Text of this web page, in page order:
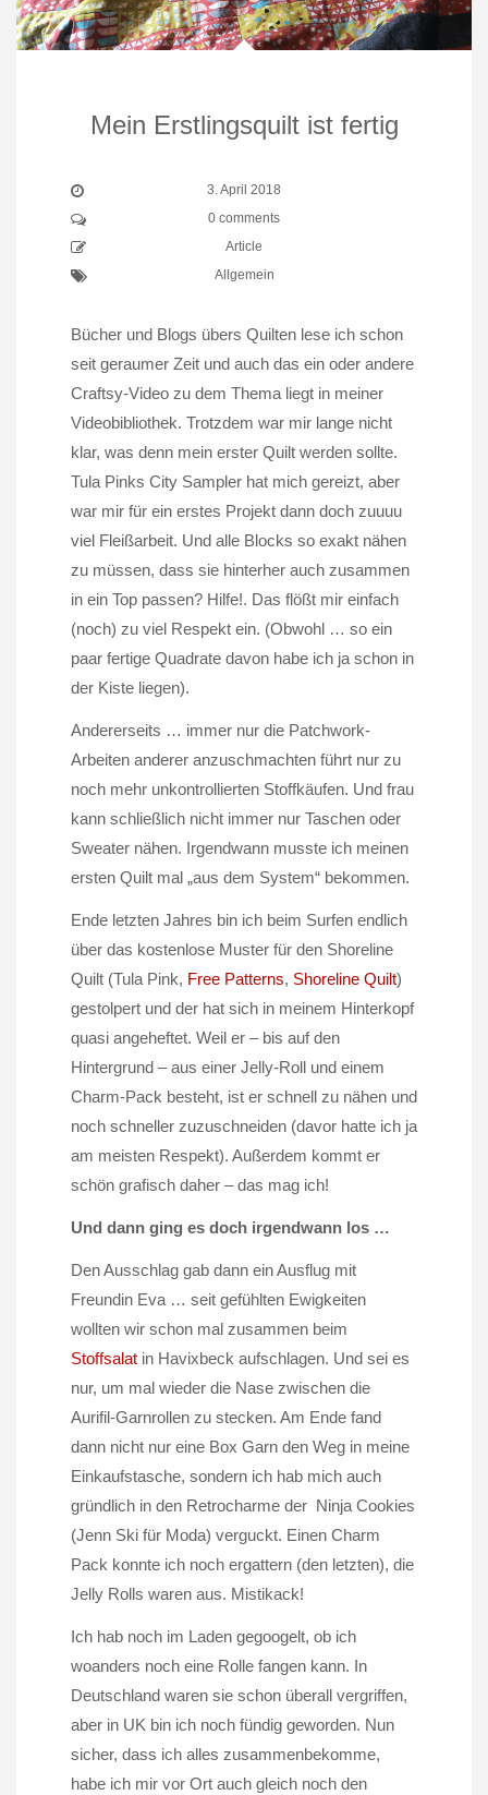
Mein Erstlingsquilt ist fertig
3. April 2018
0 comments
Article
Allgemein
Bücher und Blogs übers Quilten lese ich schon
seit geraumer Zeit und auch das ein oder andere
Craftsy-Video zu dem Thema liegt in meiner
Videobibliothek. Trotzdem war mir lange nicht
klar, was denn mein erster Quilt werden sollte.
Tula Pinks City Sampler hat mich gereizt, aber
war mir für ein erstes Projekt dann doch zuuuu
viel Fleißarbeit. Und alle Blocks so exakt nähen
zu müssen, dass sie hinterher auch zusammen
in ein Top passen? Hilfe!. Das flößt mir einfach
(noch) zu viel Respekt ein. (Obwohl … so ein
paar fertige Quadrate davon habe ich ja schon in
der Kiste liegen).
Andererseits … immer nur die Patchwork-
Arbeiten anderer anzuschmachten führt nur zu
noch mehr unkontrollierten Stoffkäufen. Und frau
kann schließlich nicht immer nur Taschen oder
Sweater nähen. Irgendwann musste ich meinen
ersten Quilt mal „aus dem System“ bekommen.
Ende letzten Jahres bin ich beim Surfen endlich
über das kostenlose Muster für den Shoreline
Quilt (Tula Pink, Free Patterns, Shoreline Quilt)
gestolpert und der hat sich in meinem Hinterkopf
quasi angeheftet. Weil er – bis auf den
Hintergrund – aus einer Jelly-Roll und einem
Charm-Pack besteht, ist er schnell zu nähen und
noch schneller zuzuschneiden (davor hatte ich ja
am meisten Respekt). Außerdem kommt er
schön grafisch daher – das mag ich!
Und dann ging es doch irgendwann los …
Den Ausschlag gab dann ein Ausflug mit
Freundin Eva … seit gefühlten Ewigkeiten
wollten wir schon mal zusammen beim
Stoffsalat in Havixbeck aufschlagen. Und sei es
nur, um mal wieder die Nase zwischen die
Aurifil-Garnrollen zu stecken. Am Ende fand
dann nicht nur eine Box Garn den Weg in meine
Einkaufstasche, sondern ich hab mich auch
gründlich in den Retrocharme der Ninja Cookies
(Jenn Ski für Moda) verguckt. Einen Charm
Pack konnte ich noch ergattern (den letzten), die
Jelly Rolls waren aus. Mistikack!
Ich hab noch im Laden gegoogelt, ob ich
woanders noch eine Rolle fangen kann. In
Deutschland waren sie schon überall vergriffen,
aber in UK bin ich noch fündig geworden. Nun
sicher, dass ich alles zusammenbekomme,
habe ich mir vor Ort auch gleich noch den